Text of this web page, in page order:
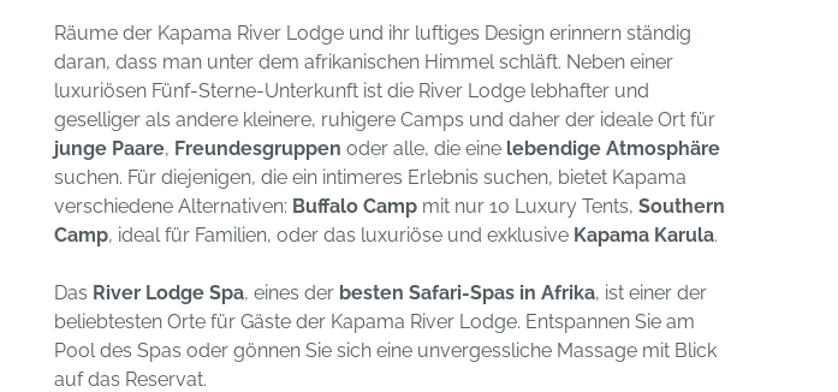
Räume der Kapama River Lodge und ihr luftiges Design erinnern ständig
daran, dass man unter dem afrikanischen Himmel schläft. Neben einer
luxuriösen Fünf-Sterne-Unterkunft ist die River Lodge lebhafter und
geselliger als andere kleinere, ruhigere Camps und daher der ideale Ort für
junge Paare, Freundesgruppen oder alle, die eine lebendige Atmosphäre
suchen. Für diejenigen, die ein intimeres Erlebnis suchen, bietet Kapama
verschiedene Alternativen: Buffalo Camp mit nur 10 Luxury Tents, Southern
Camp, ideal für Familien, oder das luxuriöse und exklusive Kapama Karula.
Das River Lodge Spa, eines der besten Safari-Spas in Afrika, ist einer der
beliebtesten Orte für Gäste der Kapama River Lodge. Entspannen Sie am
Pool des Spas oder gönnen Sie sich eine unvergessliche Massage mit Blick
auf das Reservat.